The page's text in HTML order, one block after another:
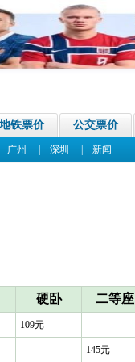
地铁票价 公交票价
广州 深圳 新闻
硬卧 二等座
109元 -
- 145元